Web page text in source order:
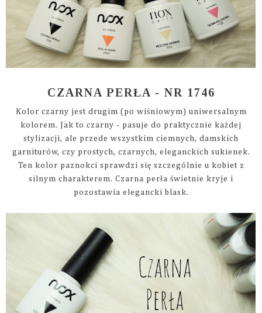
CZARNA PERŁA - NR 1746
Kolor czarny jest drugim (po wiśniowym) uniwersalnym
kolorem. Jak to czarny - pasuje do praktycznie każdej
stylizacji, ale przede wszystkim ciemnych, damskich
garniturów, czy prostych, czarnych, eleganckich sukienek.
Ten kolor paznokci sprawdzi się szczególnie u kobiet z
silnym charakterem. Czarna perła świetnie kryje i
pozostawia elegancki blask.